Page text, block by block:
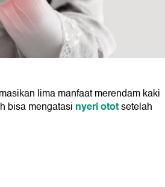
lima manfaat merendam kaki
bisa mengatasi nyeri ototsetelah